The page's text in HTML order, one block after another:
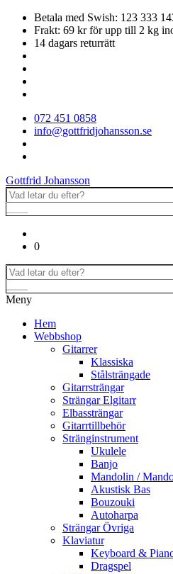
Betala med Swish: 123 333
Frakt: 69 kr för upp till 2 kg
14 dagars returrätt
072 451 0858
info@gottfridjohansson.se
Gottfrid Johansson
0
Meny
Hem
Webbshop
Gitarrer
Klassiska
Stålsträngade
Gitarrsträngar
Strängar Elgitarr
Elbassträngar
Gitarrtillbehör
Stränginstrument
Ukulele
Banjo
Mandolin /
Akustisk Bas
Bouzouki
Autoharpa
Strängar Övriga
Klaviatur
Keyboard &
Dragspel